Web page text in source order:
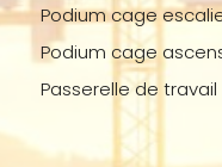
Podium cage
Podium cage
Passerelle de travail